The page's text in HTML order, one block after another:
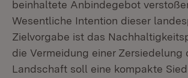
beinhaltete Anbindegebot
Wesentliche Intention dieser
Zielvorgabe ist das
die Vermeidung einer Zersiedelung
Landschaft soll eine kompakte